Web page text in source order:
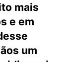
mais
e em
um